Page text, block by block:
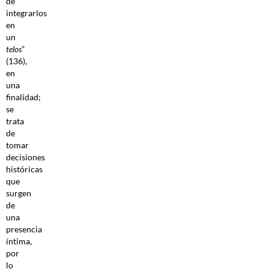
integrarlos
en
un
telos”
(136),
en
una
finalidad;
se
trata
de
tomar
decisiones
históricas
que
surgen
de
una
presencia
íntima,
por
lo